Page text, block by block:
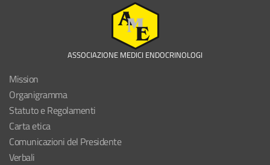
ASSOCIAZIONE MEDICI ENDOCRINOLOGI
Mission
Organigramma
Statuto e Regolamenti
Carta etica
Comunicazioni del Presidente
Verbali